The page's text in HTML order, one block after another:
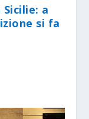
a
si fa